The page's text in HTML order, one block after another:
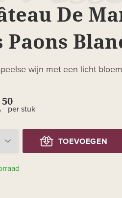
De
Paons
wijn met een licht
50
per stuk
TOEVOEGEN